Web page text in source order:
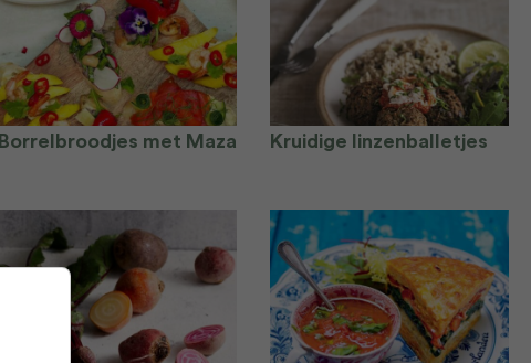
Borrelbroodjes met Maza Kruidige linzenballetjes